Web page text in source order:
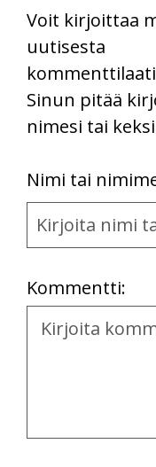
Voit kirjoittaa
uutisesta
Sinun pitää
nimesi tai
Nimi tai
Kommentti:
Kommentti